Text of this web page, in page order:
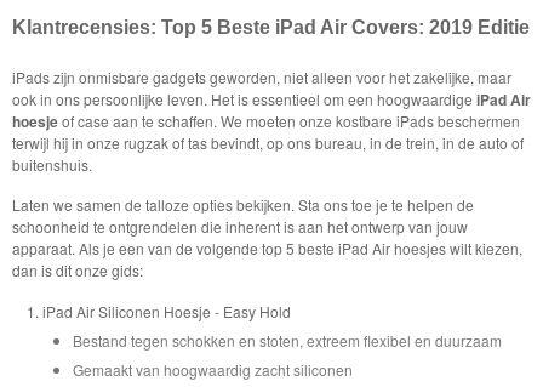
Klantrecensies: Top 5 Beste iPad Air Covers: 2019 Editie
iPads zijn onmisbare gadgets geworden, niet alleen voor het zakelijke, maar
ook in ons persoonlijke leven. Het is essentieel om een ​​hoogwaardige iPad Air
hoesjeof case aan te schaffen. We moeten onze kostbare iPads beschermen
terwijl hij in onze rugzak of tas bevindt, op ons bureau, in de trein, in de auto of
buitenshuis.
Laten we samen de talloze opties bekijken. Sta ons toe je te helpen de
schoonheid te ontgrendelen die inherent is aan het ontwerp van jouw
apparaat. Als je een van de volgende top 5 beste iPad Air hoesjes wilt kiezen,
dan is dit onze gids:
iPad Air Siliconen Hoesje - Easy Hold
Bestand tegen schokken en stoten, extreem flexibel en duurzaam
Gemaakt van hoogwaardig zacht siliconen